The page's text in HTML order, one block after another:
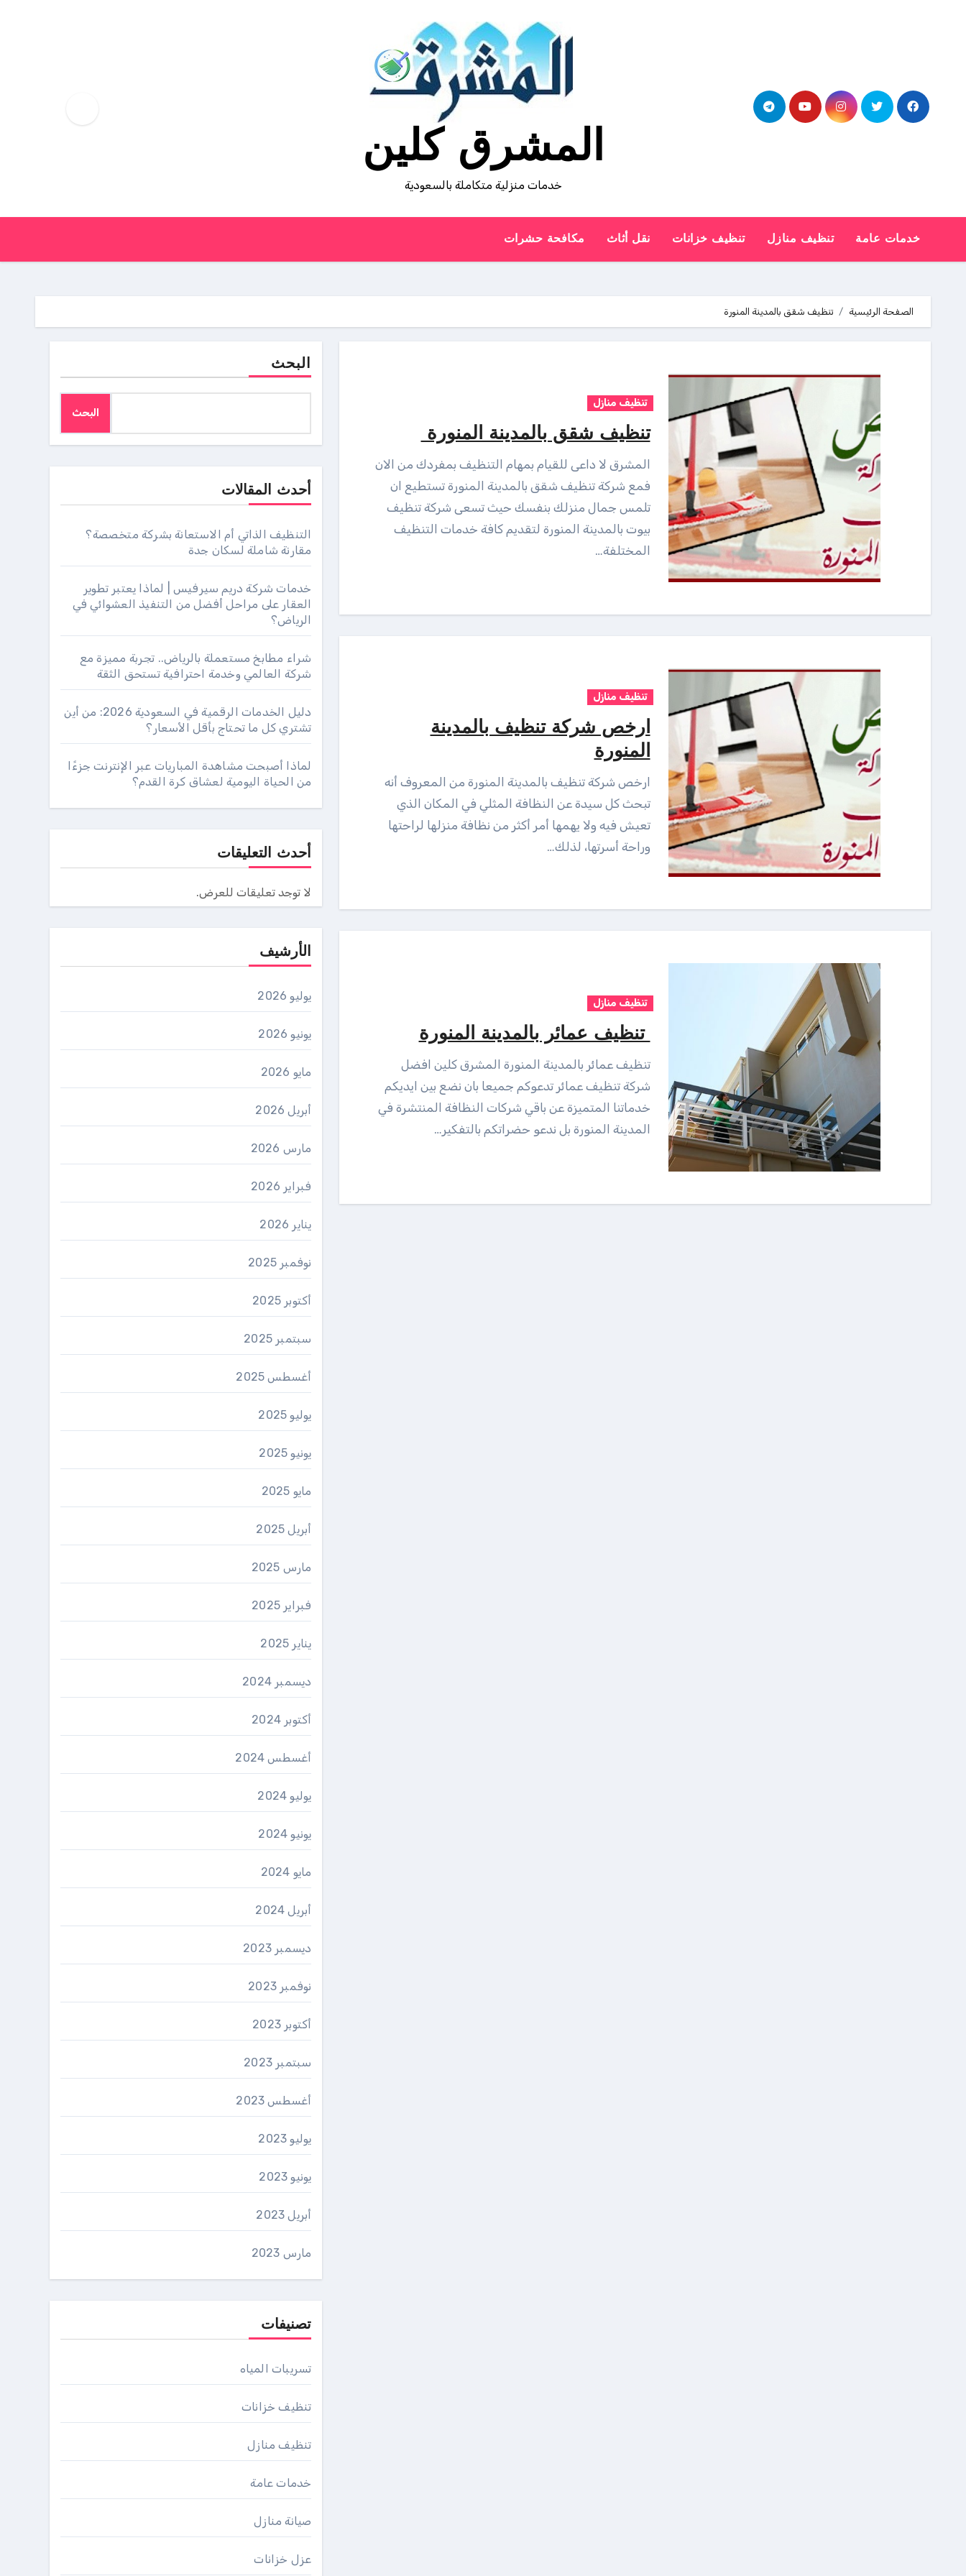
المشرق كلين
خدمات منزلية متكاملة بالسعودية
خدمات عامة تنظيف منازل تنظيف خزانات نقل أثاث مكافحة حشرات
الصفحة الرئيسية تنظيف شقق بالمدينة المنورة
تنظيف منازل
تنظيف شقق بالمدينة المنورة
فمع شركة تنظيف شقق بالمدينة المنورة تستطيع ان
تلمس جمال منزلك بنفسك حيث تسعى شركة تنظيف
بيوت بالمدينة المنورة لتقديم كافة خدمات التنظيف
المختلفة…
تنظيف منازل
ارخص شركة تنظيف بالمدينة
المنورة
ارخص شركة تنظيف بالمدينة المنورة من المعروف أنه
تبحث كل سيدة عن النظافة المثلي في المكان الذي
تعيش فيه ولا يهمها أمر أكثر من نظافة منزلها لراحتها
وراحة أسرتها، لذلك…
تنظيف منازل
تنظيف عمائر بالمدينة المنورة
تنظيف عمائر بالمدينة المنورة المشرق كلين افضل
شركة تنظيف عمائر تدعوكم جميعا بان نضع بين ايديكم
خدماتنا المتميزة عن باقي شركات النظافة المنتشرة في
المدينة المنورة بل ندعو حضراتكم بالتفكير…
البحث
البحث
أحدث المقالات
التنظيف الذاتي أم الاستعانة بشركة متخصصة؟
مقارنة شاملة لسكان جدة
خدمات شركة دريم سيرفيس | لماذا يعتبر تطوير
العقار على مراحل أفضل من التنفيذ العشوائي في
الرياض؟
شراء مطابخ مستعملة بالرياض.. تجربة مميزة مع
شركة العالمي وخدمة احترافية تستحق الثقة
دليل الخدمات الرقمية في السعودية 2026: من أين
تشتري كل ما تحتاج بأقل الأسعار؟
لماذا أصبحت مشاهدة المباريات عبر الإنترنت جزءًا
من الحياة اليومية لعشاق كرة القدم؟
أحدث التعليقات
لا توجد تعليقات للعرض.
الأرشيف
يوليو 2026
يونيو 2026
مايو 2026
أبريل 2026
مارس 2026
فبراير 2026
يناير 2026
نوفمبر 2025
أكتوبر 2025
سبتمبر 2025
أغسطس 2025
يوليو 2025
يونيو 2025
مايو 2025
أبريل 2025
مارس 2025
فبراير 2025
يناير 2025
ديسمبر 2024
أكتوبر 2024
أغسطس 2024
يوليو 2024
يونيو 2024
مايو 2024
أبريل 2024
ديسمبر 2023
نوفمبر 2023
أكتوبر 2023
سبتمبر 2023
أغسطس 2023
يوليو 2023
يونيو 2023
أبريل 2023
مارس 2023
تصنيفات
تسريبات المياه
تنظيف خزانات
تنظيف منازل
خدمات عامة
صيانة منازل
عزل خزانات